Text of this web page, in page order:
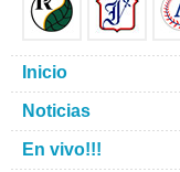
Inicio
Noticias
En vivo!!!